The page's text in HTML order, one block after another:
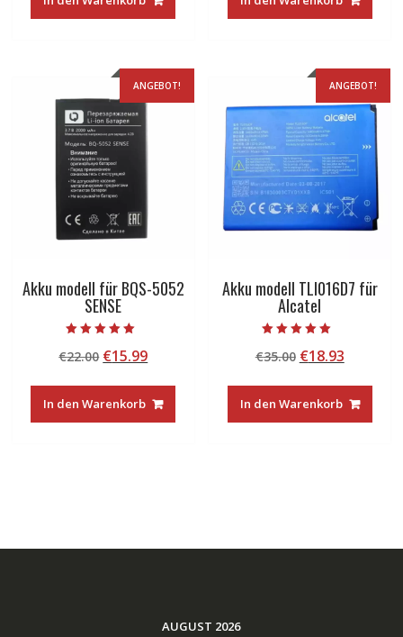
€22.00 €15.99.
€35.00 €18.93.
ANGEBOT!
Akku modell für BQS-5052
SENSE
5.00
von 5
€22.00 Ursprünglicher
war:
€22.00
€15.99Aktueller
ist:
€15.99.
In den Warenkorb
ANGEBOT!
Akku modell TLI016D7 für
Alcatel
5.00
von 5
€35.00 Ursprünglicher
war:
€35.00
€18.93
ist:
€18.93.
In den Warenkorb
AUGUST 2026